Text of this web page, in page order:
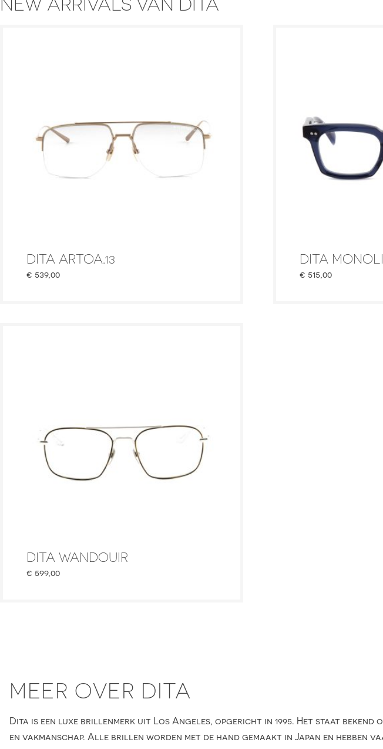
NEW ARRIVALS VAN DITA
DITA ARTOA.13
€ 539,00
DITA
€ 515,00
DITA WANDOUIR
€ 599,00
MEER OVER DITA
Dita is een luxe brillenmerk uit Los Angeles, opgericht in 1995. Het staat
en vakmanschap. Alle brillen worden met de hand gemaakt in Japan en